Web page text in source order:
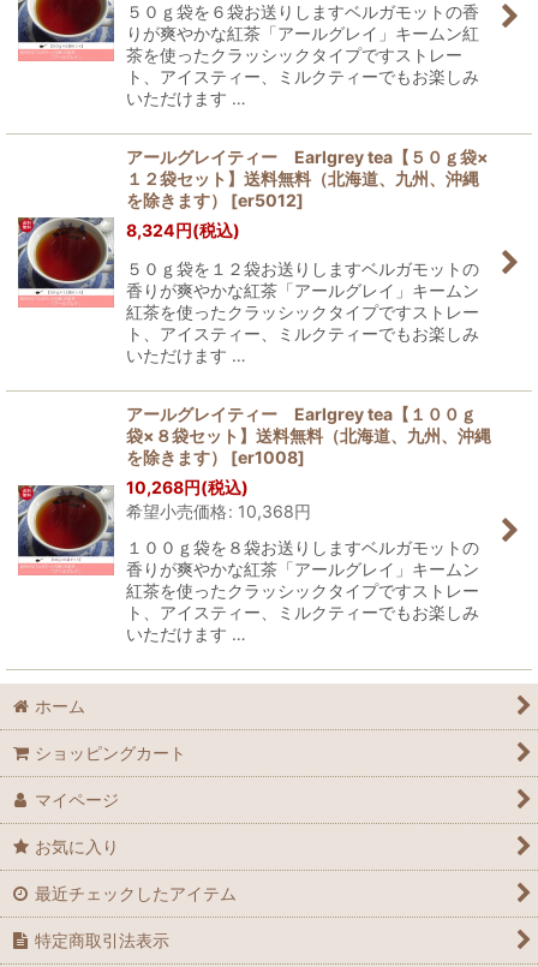
５０ｇ袋を６袋お送りしますベルガモットの香
りが爽やかな紅茶「アールグレイ」キームン紅
茶を使ったクラッシックタイプですストレー
ト、アイスティー、ミルクティーでもお楽しみ
いただけます …
アールグレイティー Earlgrey tea【５０ｇ袋×
１２袋セット】送料無料（北海道、九州、沖縄
を除きます）
[er5012]
8,324円(税込)
５０ｇ袋を１２袋お送りしますベルガモットの
香りが爽やかな紅茶「アールグレイ」キームン
紅茶を使ったクラッシックタイプですストレー
ト、アイスティー、ミルクティーでもお楽しみ
いただけます …
アールグレイティー Earlgrey tea【１００ｇ
袋×８袋セット】送料無料（北海道、九州、沖縄
を除きます）
[er1008]
10,268円(税込)
希望小売価格: 10,368円
１００ｇ袋を８袋お送りしますベルガモットの
香りが爽やかな紅茶「アールグレイ」キームン
紅茶を使ったクラッシックタイプですストレー
ト、アイスティー、ミルクティーでもお楽しみ
いただけます …
ホーム
ショッピングカート
マイページ
お気に入り
最近チェックしたアイテム
特定商取引法表示